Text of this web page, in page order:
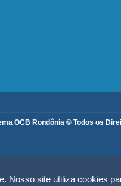
Nosso site utiliza cookies
OCB Rondônia © Todos os